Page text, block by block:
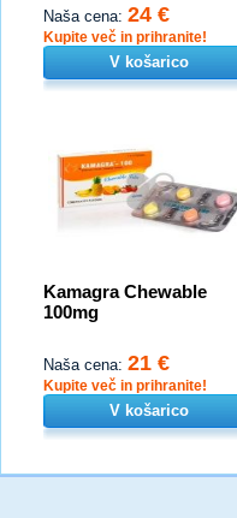
Naša cena: 24 €
Kupite več in prihranite!
V košarico
Kamagra Chewable
100mg
Naša cena: 21 €
Kupite več in prihranite!
V košarico